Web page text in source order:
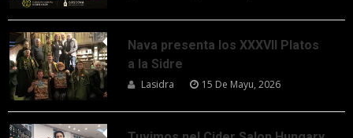
Nava presenta los XXXVII Platos
a la Sidre
Lasidra 15 De Mayu, 2026